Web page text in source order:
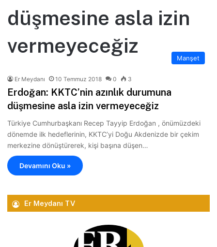
düşmesine asla izin
vermeyeceğiz
Manşet
Er Meydanı 10 Temmuz 2018 0 3
Erdoğan: KKTC’nin azınlık durumuna
düşmesine asla izin vermeyeceğiz
Türkiye Cumhurbaşkanı Recep Tayyip Erdoğan , önümüzdeki
dönemde ilk hedeflerinin, KKTC’yi Doğu Akdenizde bir çekim
merkezine dönüştürerek, kişi başına düşen…
Devamını Oku »
Er Meydanı TV